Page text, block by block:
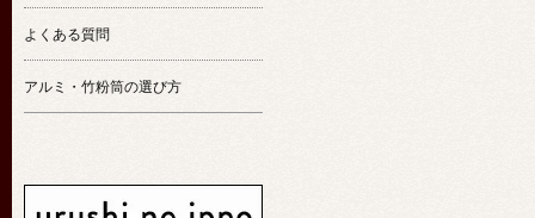
よくある質問
アルミ・竹粉筒の選び方